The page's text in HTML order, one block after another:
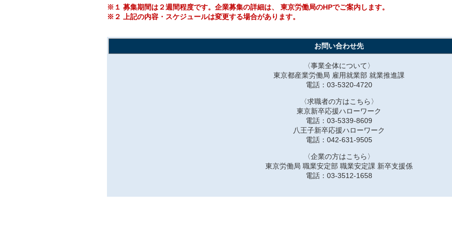
※１ 募集期間は２週間程度です。企業募集の詳細は、 東京労働局のHPでご案内します。
※２ 上記の内容・スケジュールは変更する場合があります。
お問い合わせ先
〈事業全体について〉
東京都産業労働局 雇用就業部 就業推進課
電話：03‐5320‐4720
〈求職者の方はこちら〉
東京新卒応援ハローワーク
電話：03‐5339‐8609
八王子新卒応援ハローワーク
電話：042-631-9505
〈企業の方はこちら〉
東京労働局 職業安定部 職業安定課 新卒支援係
電話：03-3512-1658